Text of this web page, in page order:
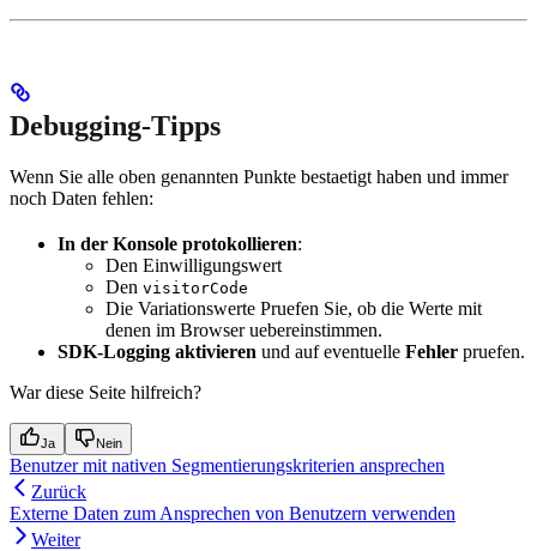
Debugging-Tipps
Wenn Sie alle oben genannten Punkte bestaetigt haben und immer
noch Daten fehlen:
In der Konsole protokollieren:
Den Einwilligungswert
Den visitorCode
Die Variationswerte Pruefen Sie, ob die Werte mit
denen im Browser uebereinstimmen.
SDK-Logging aktivieren und auf eventuelle Fehler pruefen.
War diese Seite hilfreich?
Ja Nein
Benutzer mit nativen Segmentierungskriterien ansprechen
Zurück
Externe Daten zum Ansprechen von Benutzern verwenden
Weiter